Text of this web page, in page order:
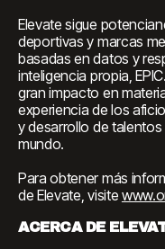
Elevate sigue
deportivas y marcas
basadas en datos y
inteligencia propia,
gran impacto en
experiencia de los
y desarrollo de
mundo.
Para obtener más
de Elevate, visite
ACERCA DE